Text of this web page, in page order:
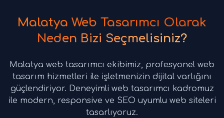
Malatya Web Tasarımcı Olarak
Neden Bizi Seçmelisiniz?
Malatya web tasarımcı ekibimiz, profesyonel web
tasarım hizmetleri ile işletmenizin dijital varlığını
güçlendiriyor. Deneyimli web tasarımcı kadromuz
ile modern, responsive ve SEO uyumlu web siteleri
tasarlıyoruz.